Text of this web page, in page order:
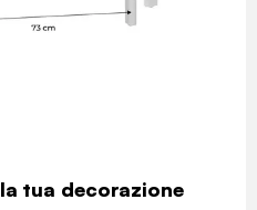
tua decorazione